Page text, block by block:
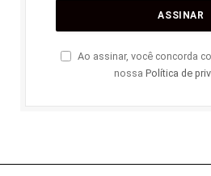
Ao assinar, você concorda
nossa Política de